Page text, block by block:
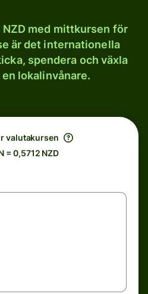
med mittkursen för
är det internationella
spendera och växla
lokalinvånare.
valutakursen
= 0,5712 NZD